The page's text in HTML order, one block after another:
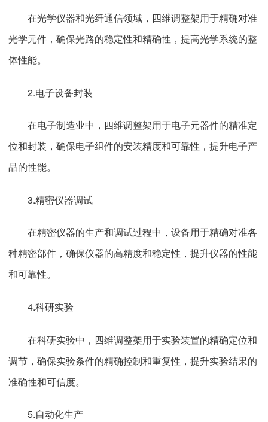
在光学仪器和光纤通信领域，四维调整架用于精确对准
光学元件，确保光路的稳定性和精确性，提高光学系统的整
体性能。
2.电子设备封装
在电子制造业中，四维调整架用于电子元器件的精准定
位和封装，确保电子组件的安装精度和可靠性，提升电子产
品的性能。
3.精密仪器调试
在精密仪器的生产和调试过程中，设备用于精确对准各
种精密部件，确保仪器的高精度和稳定性，提升仪器的性能
和可靠性。
4.科研实验
在科研实验中，四维调整架用于实验装置的精确定位和
调节，确保实验条件的精确控制和重复性，提升实验结果的
准确性和可信度。
5.自动化生产